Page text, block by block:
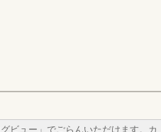
ビュー」でごらんいただけます。カ